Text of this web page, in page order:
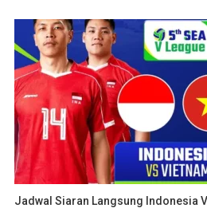
Jadwal Siaran Langsung Indonesia